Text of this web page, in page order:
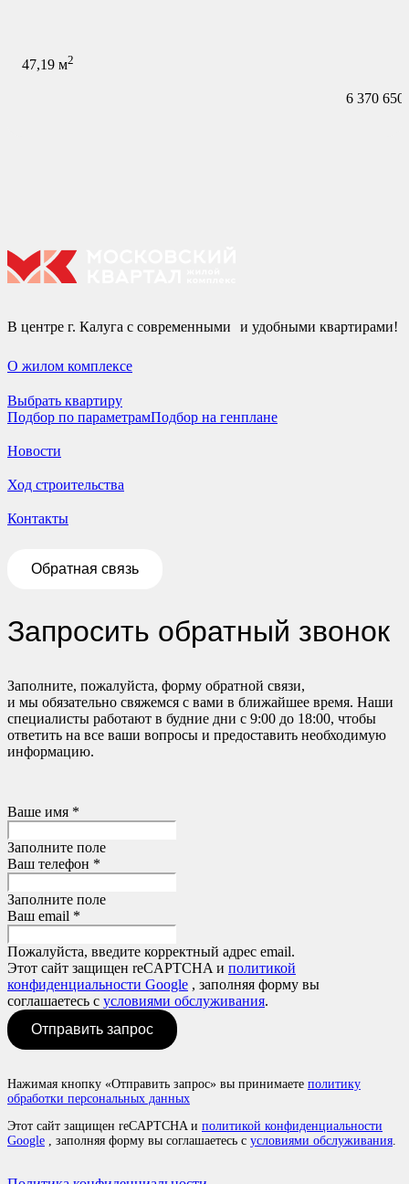
47,19 м2
6 370 650
В центре г. Калуга с современными и удобными квартирами!
О жилом комплексе
Выбрать квартиру
Подбор по параметрамПодбор на генплане
Новости
Ход строительства
Контакты
Обратная связь
Запросить обратный звонок
Заполните, пожалуйста, форму обратной связи,
и мы обязательно свяжемся с вами в ближайшее время. Наши
специалисты работают в будние дни с 9:00 до 18:00, чтобы
ответить на все ваши вопросы и предоставить необходимую
информацию.
Ваше имя *
Заполните поле
Ваш телефон *
Заполните поле
Ваш email *
Пожалуйста, введите корректный адрес email.
Этот сайт защищен reCAPTCHA и политикой
конфиденциальности Google , заполняя форму вы
соглашаетесь с условиями обслуживания.
Отправить запрос
Нажимая кнопку «Отправить запрос» вы принимаете политику
обработки персональных данных
Этот сайт защищен reCAPTCHA и политикой конфиденциальности
Google , заполняя форму вы соглашаетесь с условиями обслуживания